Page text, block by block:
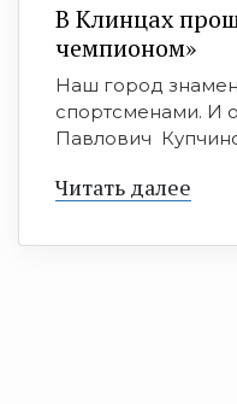
В Клинцах
чемпионом»
Наш город
спортсменами. И
Павлович
Читать далее